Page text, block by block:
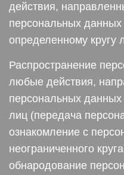
действия,
персональных
определенному кругу
Распространение
любые действия,
персональных данных
лиц (передача
ознакомление с
неограниченного
обнародование